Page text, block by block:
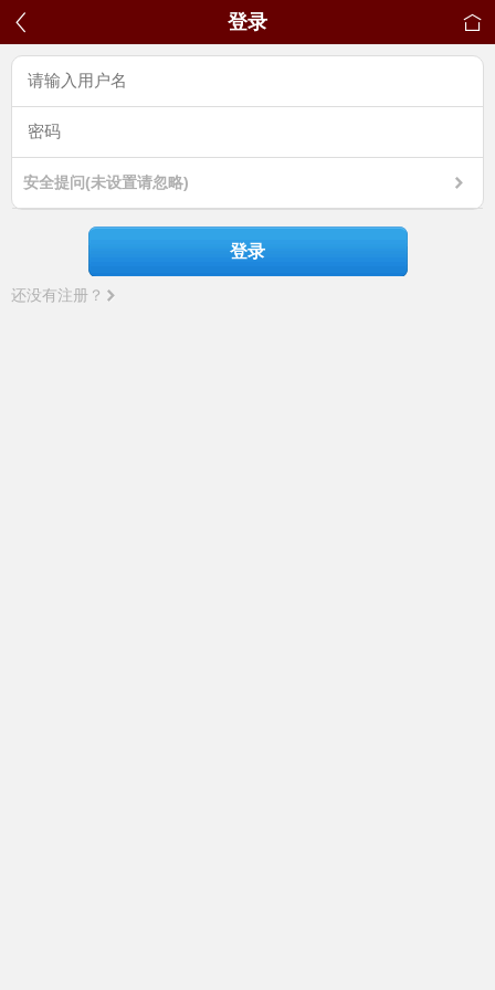
登录
安全提问(未设置请忽略)
登录
还没有注册？